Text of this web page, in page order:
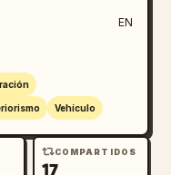
EN
Vehículo
COMPARTIDOS
17